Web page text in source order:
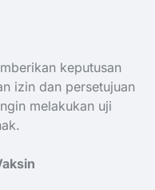
keputusan
izin dan persetujuan
melakukan uji